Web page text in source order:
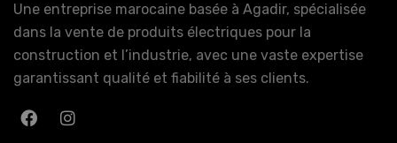
Une entreprise marocaine basée à Agadir, spécialisée
dans la vente de produits électriques pour la
construction et l’industrie, avec une vaste expertise
garantissant qualité et fiabilité à ses clients.